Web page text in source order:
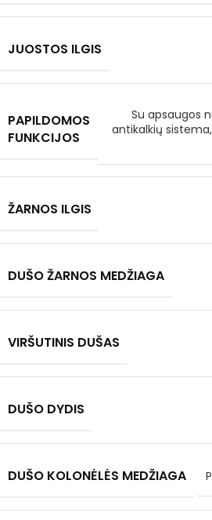
JUOSTOS ILGIS
PAPILDOMOS
FUNKCIJOS
Su apsaugos
antikalkių
ŽARNOS ILGIS
DUŠO ŽARNOS MEDŽIAGA
VIRŠUTINIS DUŠAS
DUŠO DYDIS
DUŠO KOLONĖLĖS MEDŽIAGA